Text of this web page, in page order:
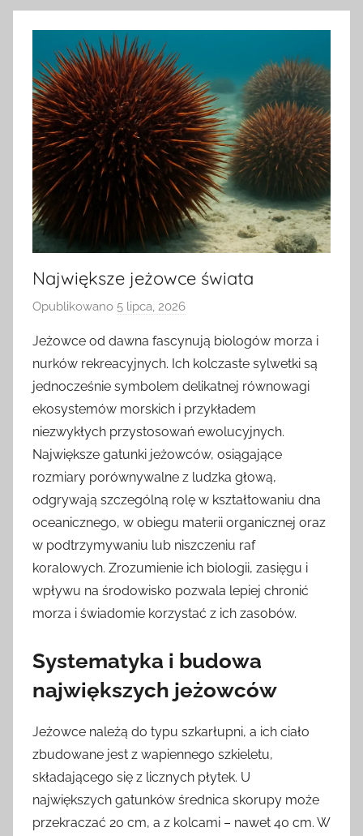
Największe jeżowce świata
Opublikowano 5 lipca, 2026
z
e
z
Jeżowce od dawna fascynują biologów morza i
nurków rekreacyjnych. Ich kolczaste sylwetki są
jednocześnie symbolem delikatnej równowagi
ekosystemów morskich i przykładem
niezwykłych przystosowań ewolucyjnych.
Największe gatunki jeżowców, osiągające
rozmiary porównywalne z ludzka głową,
odgrywają szczególną rolę w kształtowaniu dna
oceanicznego, w obiegu materii organicznej oraz
w podtrzymywaniu lub niszczeniu raf
koralowych. Zrozumienie ich biologii, zasięgu i
wpływu na środowisko pozwala lepiej chronić
morza i świadomie korzystać z ich zasobów.
Systematyka i budowa
największych jeżowców
Jeżowce należą do typu szkarłupni, a ich ciało
zbudowane jest z wapiennego szkieletu,
składającego się z licznych płytek. U
największych gatunków średnica skorupy może
przekraczać 20 cm, a z kolcami – nawet 40 cm. W